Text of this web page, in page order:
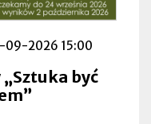
09-2026 15:00
być